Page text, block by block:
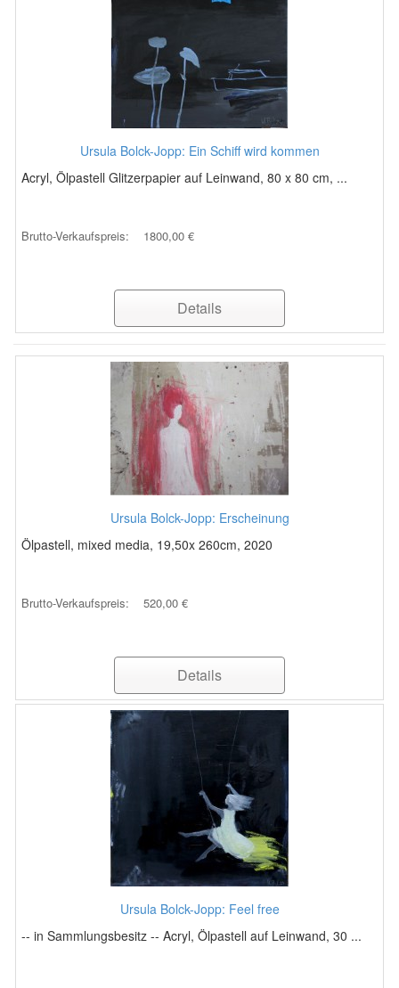
Ursula Bolck-Jopp: Ein Schiff wird kommen
Acryl, Ölpastell Glitzerpapier auf Leinwand, 80 x 80 cm, ...
Brutto-Verkaufspreis: 1800,00 €
Details
Ursula Bolck-Jopp: Erscheinung
Ölpastell, mixed media, 19,50x 260cm, 2020
Brutto-Verkaufspreis: 520,00 €
Details
Ursula Bolck-Jopp: Feel free
-- in Sammlungsbesitz -- Acryl, Ölpastell auf Leinwand, 30 ...